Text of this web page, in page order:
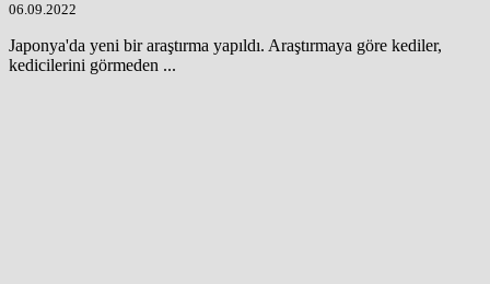
06.09.2022
Japonya'da yeni bir araştırma yapıldı. Araştırmaya göre kediler,
kedicilerini görmeden ...